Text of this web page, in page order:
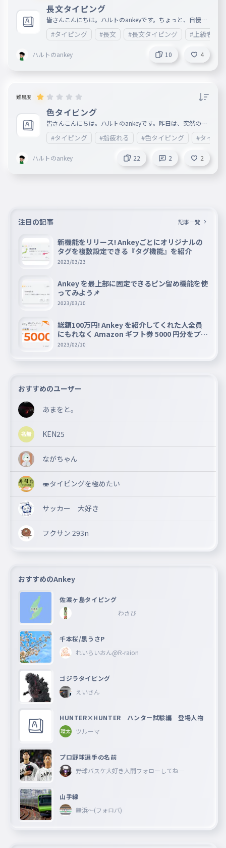
長文タイピング
皆さんこんにちは。ハルトのankeyです。ちょっと、自慢に
はなりますが、昨日にゃんこ大戦争やっていて、爆発並に、
新レジェを進めました。そして、今日新レジェ全クリしまし
た（冠等（レジェンドはやった）、イディ（第三獲得できる
ステージ。謎の生命体みたいなやつです）、零レジェなどは
やっていないです。これからやります）というわけで、長文
タイピングについてですが、めちゃめちゃ長い文章が出てき
ます。あと、イディの攻略とか、速攻でもいいので、攻略教
あったら、教えて下さい。
#タイピング #長文 #長文タイピング #上級者
ハルトのankey 10 4
難易度
色タイピング
皆さんこんにちは。ハルトのankeyです。昨日は、突然のご
報告ですみませんでした（あと日本語下手くそですみません
。）本当に皆さんに、迷惑をかけてすみません。ですが、そ
の代わり毎日、1本ずつ投稿します（タイピングです。）ま
ぁ、もしかしたら、旅行とか、あって、投稿できない日もあ
りますが、頑張って毎日1本投稿頑張ってみます。色タイピ
ングについてですが、赤青黄色とか、順番に2回ずつ打つ。
めちゃくちゃシンプルなタイピングです。
#タイピング #指疲れる #色タイピング #タイピ
ハルトのankey 22 2 2
注目の記事 記事一覧
新機能をリリース! Ankeyごとにオリジナルの
タグを複数設定できる『タグ機能』を紹介
2023/03/23
Ankey を最上部に固定できるピン留め機能を使
ってみよう📌
2023/03/10
総額100万円! Ankey を紹介してくれた人全員
にもれなく Amazon ギフト券 5000 円分をプレ
ゼントキャンペーン!!
2023/02/10
おすすめのユーザー
あまをと。
KEN25
ながちゃん
🍣タイピングを極めたい
サッカー 大好き
フクサン 293n
おすすめのAnkey
佐渡ヶ島タイピング
わさび
千本桜/黒うさP
れいらいおん@R-raion
ゴジラタイピング
えいさん
HUNTER×HUNTER ハンター試験編 登場人物
ツルーマ
プロ野球選手の名前
野球バスケ大好き人間フォローしてね―
山手線
舞浜〜(フォロバ)